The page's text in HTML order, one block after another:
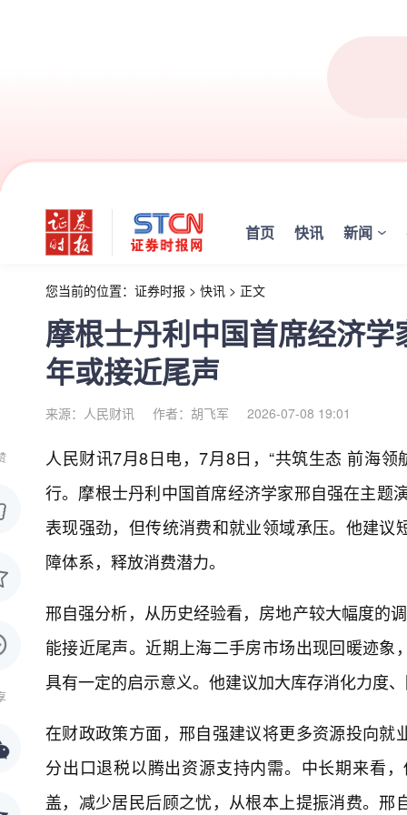
首页 快讯 新闻
您当前的位置： 证券时报 > 快讯 > 正文
摩根士丹利中国首席经济
年或接近尾声
来源：人民财讯 作者：胡飞军 2026-07-08 19:01
人民财讯7月8日电，7月8日，“共筑生态 前海
行。摩根士丹利中国首席经济学家邢自强在主题
表现强劲，但传统消费和就业领域承压。他建
障体系，释放消费潜力。
邢自强分析，从历史经验看，房地产较大幅度的
能接近尾声。近期上海二手房市场出现回暖迹
具有一定的启示意义。他建议加大库存消化力度
在财政政策方面，邢自强建议将更多资源投向
分出口退税以腾出资源支持内需。中长期来看
盖，减少居民后顾之忧，从根本上提振消费。